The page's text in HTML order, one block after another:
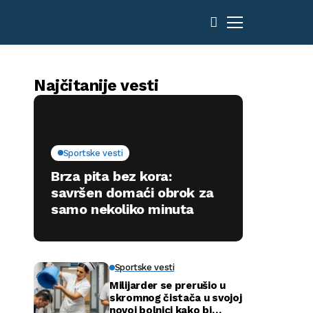
Najčitanije vesti
Sportske vesti
Brza pita bez kora:
savršen domaći obrok za
samo nekoliko minuta
Sportske vesti
Milijarder se prerušio u
skromnog čistača u svojoj
novoj bolnici kako bi